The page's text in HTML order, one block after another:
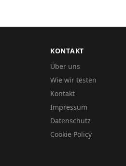
KONTAKT
Über uns
Wie wir testen
Kontakt
Impressum
Datenschutz
Cookie Policy